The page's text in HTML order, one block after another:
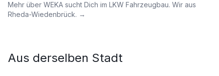
Mehr über WEKA sucht Dich im LKW Fahrzeugbau. Wir aus
Rheda-Wiedenbrück. →
Aus derselben Stadt